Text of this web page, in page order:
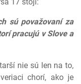
sú považovaní za
pracujú v Slove a
nie sú len na to,
chorí, ako je